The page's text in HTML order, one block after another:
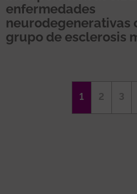
enfermedades
neurodegenerativas
grupo de esclerosis
Página
1 Página
2 3